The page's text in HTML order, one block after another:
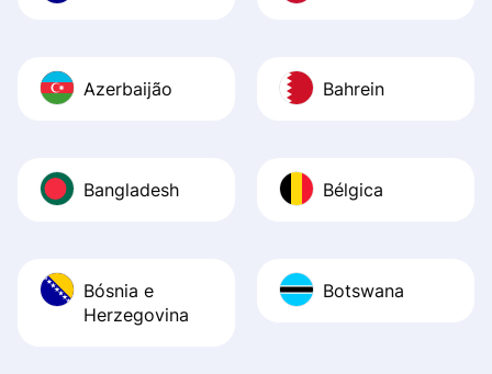
Azerbaijão Bahrein
Bangladesh Bélgica
Bósnia e
Herzegovina
Botswana